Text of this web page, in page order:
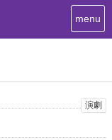
T
o
menu
演劇